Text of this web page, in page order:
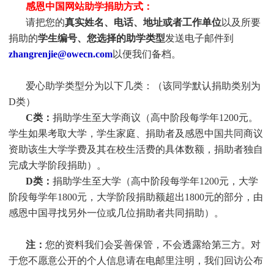
感恩中国网站助学捐助方式：
请把您的真实姓名、电话、地址或者工作单位以及所要
捐助的学生编号、您选择的助学类型发送电子邮件到
zhangrenjie@owecn.com以便我们备档。
爱心助学类型分为以下几类：（该同学默认捐助类别为
D类）
C类： 捐助学生至大学商议（高中阶段每学年1200元。
学生如果考取大学， 学生家庭、捐助者及感恩中国共同商议
资助该生大学学费及其在校生活费的具体数额，捐助者独自
完成大学阶段捐助）。
D类： 捐助学生至大学（高中阶段每学年1200元，大学
阶段每学年1800元，大学阶段捐助额超出1800元的部分，由
感恩中国寻找另外一位或几位捐助者共同捐助）。
注： 您的资料我们会妥善保管，不会透露给第三方。对
于您不愿意公开的个人信息请在电邮里注明，我们回访公布